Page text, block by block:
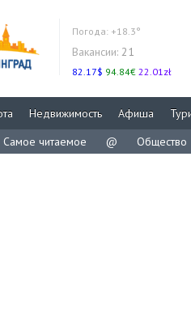
Погода: +18.3°
Вакансии: 21
82.17$ 94.84€ 22.01zł
Недвижимость Афиша
Самое читаемое @ Общество